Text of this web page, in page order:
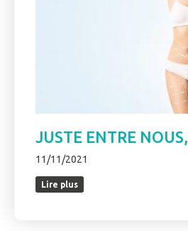
JUSTE ENTRE NOUS,
11/11/2021
Lire plus